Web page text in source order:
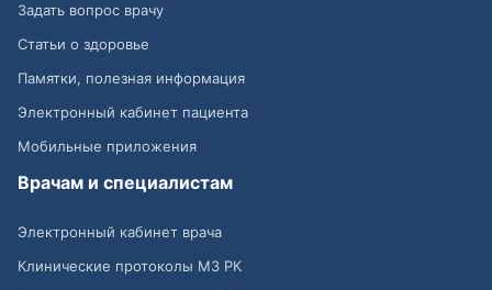
Задать вопрос врачу
Статьи о здоровье
Памятки, полезная информация
Электронный кабинет пациента
Мобильные приложения
Врачам и специалистам
Электронный кабинет врача
Клинические протоколы МЗ РК